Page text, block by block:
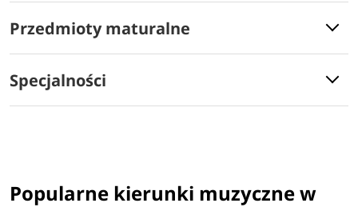
Przedmioty maturalne
Specjalności
Popularne kierunki muzyczne w